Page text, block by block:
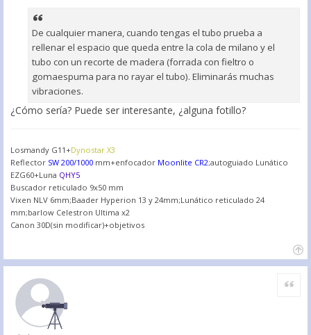
De cualquier manera, cuando tengas el tubo prueba a
rellenar el espacio que queda entre la cola de milano y el
tubo con un recorte de madera (forrada con fieltro o
gomaespuma para no rayar el tubo). Eliminarás muchas
vibraciones.
¿Cómo sería? Puede ser interesante, ¿alguna fotillo?
Losmandy G11+Dynostar X3
Reflector SW 200/1000 mm+enfocador Moonlite CR2;autoguiado Lunático
EZG60+Luna QHY5
Buscador reticulado 9x50 mm
Vixen NLV 6mm;Baader Hyperion 13 y 24mm;Lunático reticulado 24
mm;barlow Celestron Ultima x2
Canon 30D(sin modificar)+objetivos
Citar